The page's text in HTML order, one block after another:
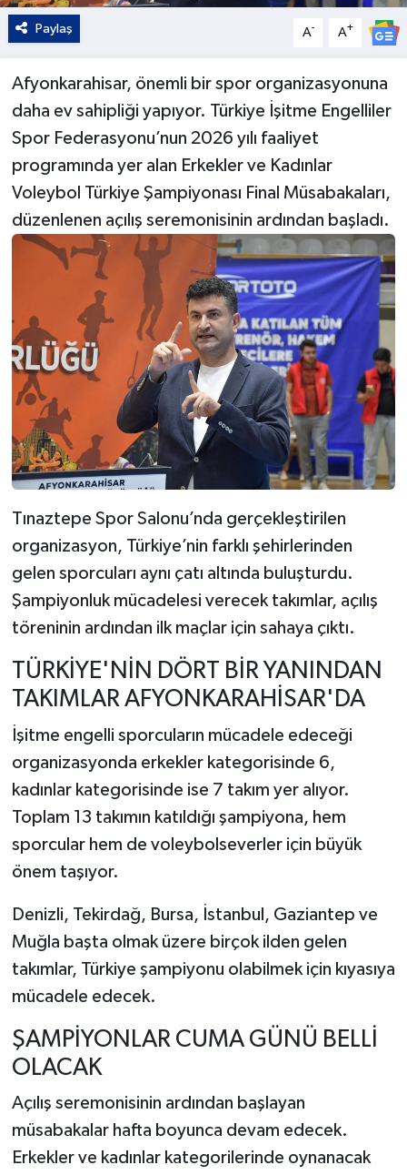
Paylaş A- A+
Afyonkarahisar, önemli bir spor organizasyonuna
daha ev sahipliği yapıyor. Türkiye İşitme Engelliler
Spor Federasyonu’nun 2026 yılı faaliyet
programında yer alan Erkekler ve Kadınlar
Voleybol Türkiye Şampiyonası Final Müsabakaları,
düzenlenen açılış seremonisinin ardından başladı.
Tınaztepe Spor Salonu’nda gerçekleştirilen
organizasyon, Türkiye’nin farklı şehirlerinden
gelen sporcuları aynı çatı altında buluşturdu.
Şampiyonluk mücadelesi verecek takımlar, açılış
töreninin ardından ilk maçlar için sahaya çıktı.
TÜRKİYE'NİN DÖRT BİR YANINDAN
TAKIMLAR AFYONKARAHİSAR'DA
İşitme engelli sporcuların mücadele edeceği
organizasyonda erkekler kategorisinde 6,
kadınlar kategorisinde ise 7 takım yer alıyor.
Toplam 13 takımın katıldığı şampiyona, hem
sporcular hem de voleybolseverler için büyük
önem taşıyor.
Denizli, Tekirdağ, Bursa, İstanbul, Gaziantep ve
Muğla başta olmak üzere birçok ilden gelen
takımlar, Türkiye şampiyonu olabilmek için kıyasıya
mücadele edecek.
ŞAMPİYONLAR CUMA GÜNÜ BELLİ
OLACAK
Açılış seremonisinin ardından başlayan
müsabakalar hafta boyunca devam edecek.
Erkekler ve kadınlar kategorilerinde oynanacak